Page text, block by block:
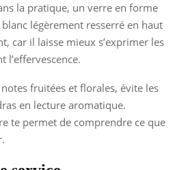
la pratique, un verre en forme
légèrement resserré en haut
car il laisse mieux s’exprimer les
l’effervescence.
fruitées et florales, évite les
en lecture aromatique.
te permet de comprendre ce que